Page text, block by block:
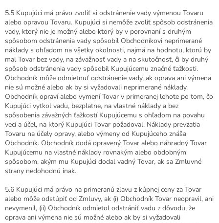
5.5 Kupujúci má právo zvoliť si odstránenie vady výmenou Tovaru
alebo opravou Tovaru. Kupujúci si nemôže zvoliť spôsob odstránenia
vady, ktorý nie je možný alebo ktorý by v porovnaní s druhým
spôsobom odstránenia vady spôsobil Obchodníkovi neprimerané
náklady s ohľadom na všetky okolnosti, najmä na hodnotu, ktorú by
mal Tovar bez vady, na závažnosť vady a na skutočnosť, či by druhý
spôsob odstránenia vady spôsobil Kupujúcemu značné ťažkosti.
Obchodník môže odmietnuť odstránenie vady, ak oprava ani výmena
nie sú možné alebo ak by si vyžadovali neprimerané náklady.
Obchodník opraví alebo vymení Tovar v primeranej lehote po tom, čo
Kupujúci vytkol vadu, bezplatne, na vlastné náklady a bez
spôsobenia závažných ťažkostí Kupujúcemu s ohľadom na povahu
veci a účel, na ktorý Kupujúci Tovar požadoval. Náklady prevzatia
Tovaru na účely opravy, alebo výmeny od Kupujúceho znáša
Obchodník. Obchodník dodá opravený Tovar alebo náhradný Tovar
Kupujúcemu na vlastné náklady rovnakým alebo obdobným
spôsobom, akým mu Kupujúci dodal vadný Tovar, ak sa Zmluvné
strany nedohodnú inak.
5.6 Kupujúci má právo na primeranú zľavu z kúpnej ceny za Tovar
alebo môže odstúpiť od Zmluvy, ak (i) Obchodník Tovar neopravil, ani
nevymenil, (ii) Obchodník odmietol odstrániť vadu z dôvodu, že
oprava ani výmena nie sú možné alebo ak by si vyžadovali